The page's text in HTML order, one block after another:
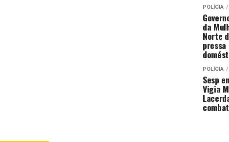
POLÍCIA
da
Norte
POLÍCIA
Sesp
Vigia